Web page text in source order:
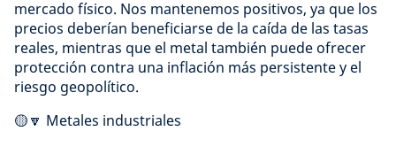
mercado físico. Nos mantenemos positivos, ya que los
precios deberían beneficiarse de la caída de las tasas
reales, mientras que el metal también puede ofrecer
protección contra una inflación más persistente y el
riesgo geopolítico.
🟡🔽 Metales industriales